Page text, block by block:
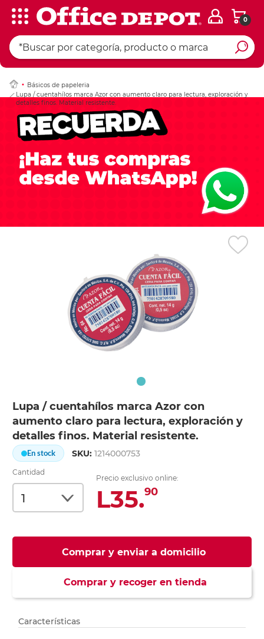
0
Básicos de papeleria
Lupa / cuentahílos marca Azor con aumento claro para lectura, exploración y
detalles finos. Material resistente.
Lupa / cuentahílos marca Azor con
aumento claro para lectura, exploración y
detalles finos. Material resistente.
En stock SKU:1214000753
Cantidad
Precio exclusivo online:
L35.90
Comprar y enviar a domicilio
Comprar y recoger en tienda
Ingresar Codigo
Características